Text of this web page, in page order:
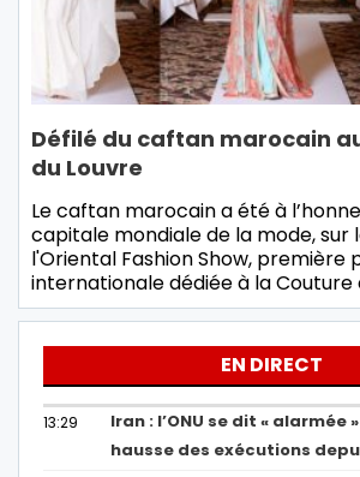
Défilé du caftan marocain
du Louvre
Le caftan marocain a été à
capitale mondiale de la mode, sur
l'Oriental Fashion Show, première
internationale dédiée à la Couture
EN DIRECT
13:29
Iran : l’ONU se dit « alarmée
hausse des exécutions